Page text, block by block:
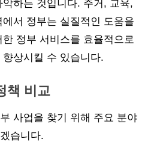
하는 것입니다. 주거, 교육,
서 정부는 실질적인 도움을
정부 서비스를 효율적으로
상시킬 수 있습니다.
책 비교
사업을 찾기 위해 주요 분야
습니다.